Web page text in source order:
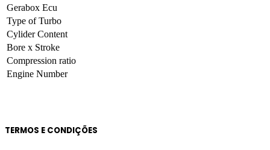
Gerabox Ecu
Type of Turbo
Cylider Content
Bore x Stroke
Compression ratio
Engine Number
TERMOS E CONDIÇÕES